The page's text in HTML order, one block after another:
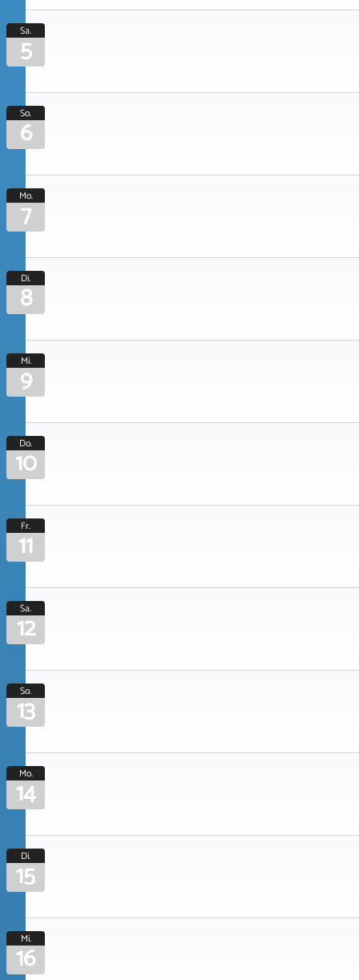
Sa.
5
So.
6
Mo.
7
Di.
8
Mi.
9
Do.
10
Fr.
11
Sa.
12
So.
13
Mo.
14
Di.
15
Mi.
16